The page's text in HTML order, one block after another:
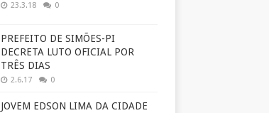
23.3.18 0
PREFEITO DE SIMÕES-PI
DECRETA LUTO OFICIAL POR
TRÊS DIAS
2.6.17 0
JOVEM EDSON LIMA DA CIDADE